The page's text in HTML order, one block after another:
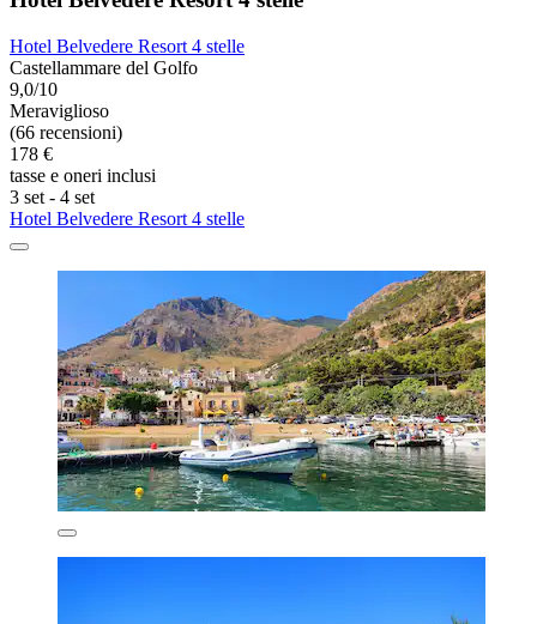
Hotel Belvedere Resort 4 stelle
Castellammare del Golfo
9,0/10
Meraviglioso
(66 recensioni)
178 €
tasse e oneri inclusi
3 set - 4 set
Hotel Belvedere Resort 4 stelle